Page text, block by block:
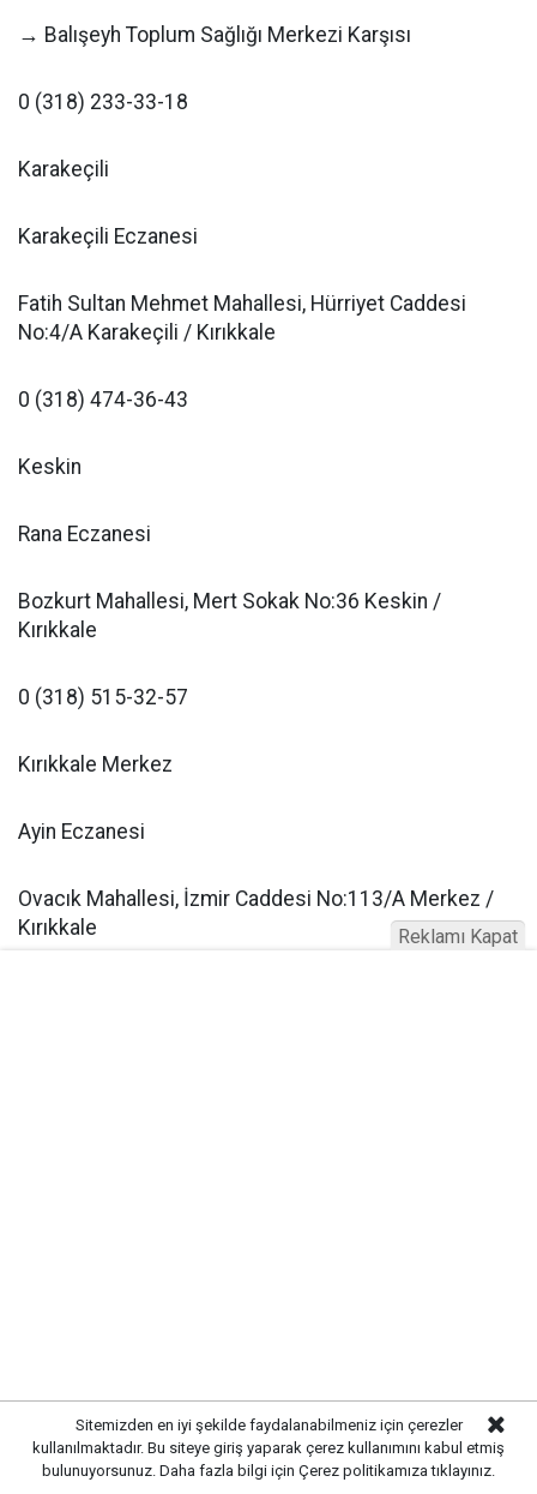
→ Balışeyh Toplum Sağlığı Merkezi Karşısı
0 (318) 233-33-18
Karakeçili
Karakeçili Eczanesi
Fatih Sultan Mehmet Mahallesi, Hürriyet Caddesi
No:4/A Karakeçili / Kırıkkale
0 (318) 474-36-43
Keskin
Rana Eczanesi
Bozkurt Mahallesi, Mert Sokak No:36 Keskin /
Kırıkkale
0 (318) 515-32-57
Kırıkkale Merkez
Ayin Eczanesi
Ovacık Mahallesi, İzmir Caddesi No:113/A Merkez /
Kırıkkale
Sitemizden en iyi şekilde faydalanabilmeniz için çerezler
kullanılmaktadır. Bu siteye giriş yaparak çerez kullanımını kabul etmiş
bulunuyorsunuz. Daha fazla bilgi için Çerez politikamıza tıklayınız.
Reklamı Kapat